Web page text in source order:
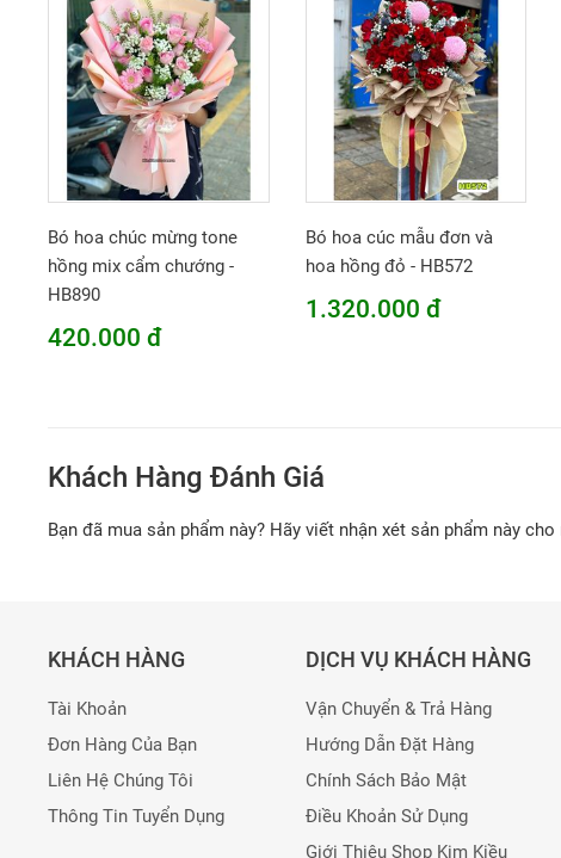
Bó hoa chúc mừng tone
hồng mix cẩm chướng -
HB890
420.000 đ
Bó hoa cúc mẫu đơn và
hoa hồng đỏ - HB572
1.320.000 đ
Khách Hàng Đánh Giá
Bạn đã mua sản phẩm này? Hãy viết nhận xét sản phẩm này
KHÁCH HÀNG
Tài Khoản
Đơn Hàng Của Bạn
Liên Hệ Chúng Tôi
Thông Tin Tuyển Dụng
DỊCH VỤ KHÁCH HÀNG
Vận Chuyển & Trả Hàng
Hướng Dẫn Đặt Hàng
Chính Sách Bảo Mật
Điều Khoản Sử Dụng
Giới Thiệu Shop Kim Kiều